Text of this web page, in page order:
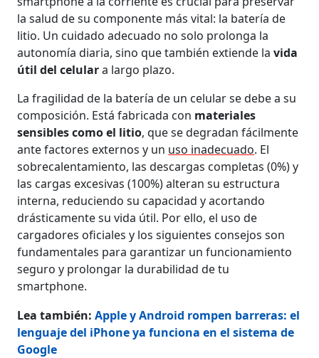
la salud de su componente más vital: la batería de
litio. Un cuidado adecuado no solo prolonga la
autonomía diaria, sino que también extiende lavida
útil del celulara largo plazo.
La fragilidad de la batería de un celular se debe a su
composición. Está fabricada con materiales
sensibles como el litio, que se degradan fácilmente
ante factores externos y un uso inadecuado. El
sobrecalentamiento, las descargas completas (0%) y
las cargas excesivas (100%) alteran su estructura
interna, reduciendo su capacidad y acortando
drásticamente su vida útil. Por ello, el uso de
cargadores oficiales y los siguientes consejos son
fundamentales para garantizar un funcionamiento
seguro y prolongar la durabilidad de tu
smartphone.
Lea también: Apple y Android rompen barreras: el
lenguaje del iPhone ya funciona en el sistema de
Google